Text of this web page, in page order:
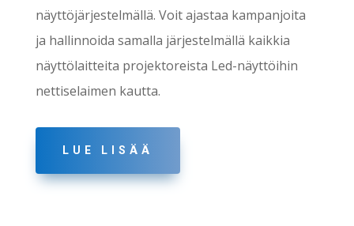
näyttöjärjestelmällä. Voit ajastaa kampanjoita
ja hallinnoida samalla järjestelmällä kaikkia
näyttölaitteita projektoreista Led-näyttöihin
nettiselaimen kautta.
LUE LISÄÄ